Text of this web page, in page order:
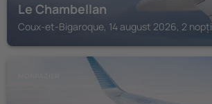
Le Chambellan
Coux-et-Bigaroque, 14 august 2026, 2 nopți